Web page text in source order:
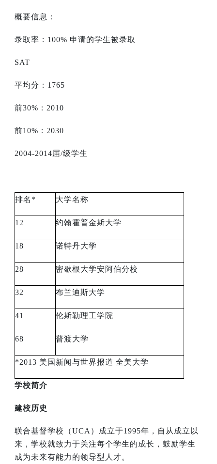
概要信息：
录取率： 100% 申请的学生被录取
SAT
平均分： 1765
前30% ： 2010
前10% ： 2030
2004-2014届/级学生
排名 * 大学名称
12 约翰霍普金斯大学
18 诺特丹大学
28 密歇根大学安阿伯分校
32 布兰迪斯大学
41 伦斯勒理工学院
68 普渡大学
*2013 美国新闻与世界报道 全美大学
学校简介
建校历史
联合基督学校（UCA ）成立于1995年，自从成立以
来，学校就致力于关注每个学生的成长，鼓励学生
成为未来有能力的领导型人才。